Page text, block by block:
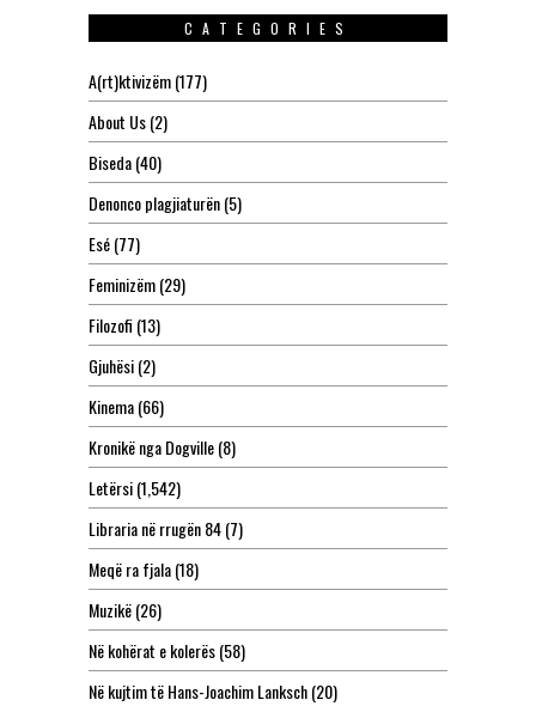
CATEGORIES
A(rt)ktivizëm(177)
About Us(2)
Biseda(40)
Denonco plagjiaturën(5)
Esé(77)
Feminizëm(29)
Filozofi (13)
Gjuhësi(2)
Kinema(66)
Kronikë nga Dogville(8)
Letërsi(1,542)
Libraria në rrugën 84(7)
Meqë ra fjala(18)
Muzikë(26)
Në kohërat e kolerës(58)
Në kujtim të Hans-Joachim Lanksch(20)